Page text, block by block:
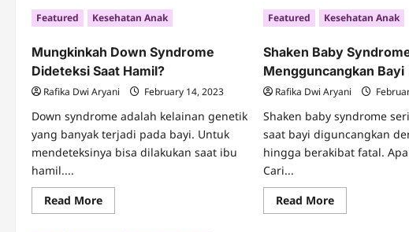
Parenting
Bisa
Menyebabkan
Tak
Hanya
Orang
Anak
Juga
Bisa
Terkena
TB
Featured Kesehatan Anak
Mungkinkah Down Syndrome
Dideteksi Saat Hamil?
Rafika Dwi Aryani February 14, 2023
Down syndrome adalah kelainan genetik
yang banyak terjadi pada bayi. Untuk
mendeteksinya bisa dilakukan saat ibu
hamil....
Read MoreRead
more
Featured Kesehatan Anak
Shaken Baby
Mengguncangkan Bayi
Rafika Dwi Aryani
Shaken baby syndrome
saat bayi diguncangkan
hingga berakibat fatal. Apa
Cari...
Read MoreRead
more